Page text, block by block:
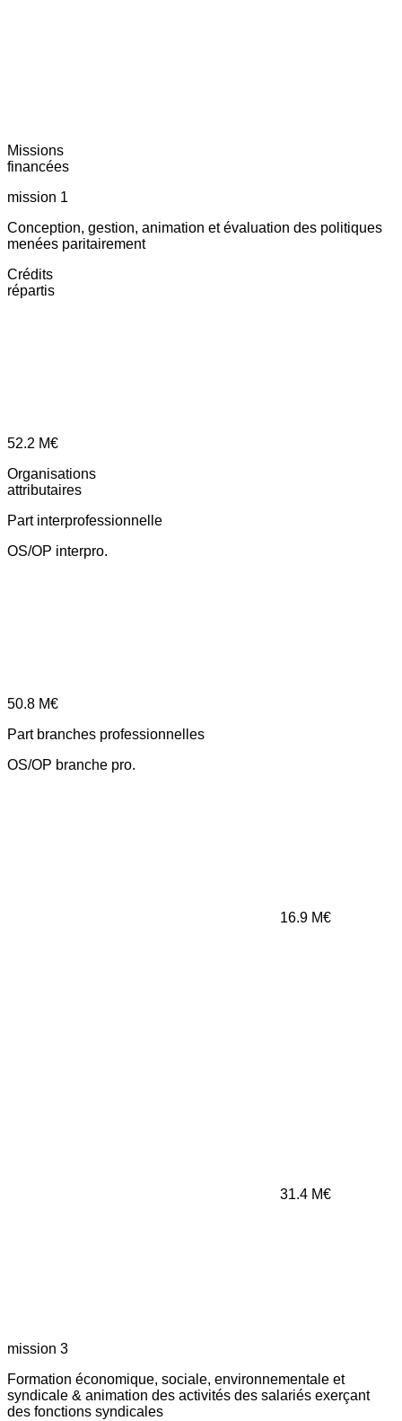
Missions
financées
mission 1
Conception, gestion, animation et évaluation des politiques
menées paritairement
Crédits
répartis
52.2 M€
Organisations
attributaires
Part interprofessionnelle
OS/OP interpro.
50.8 M€
Part branches professionnelles
OS/OP branche pro.
16.9 M€
31.4 M€
mission 3
Formation économique, sociale, environnementale et
syndicale & animation des activités des salariés exerçant
des fonctions syndicales